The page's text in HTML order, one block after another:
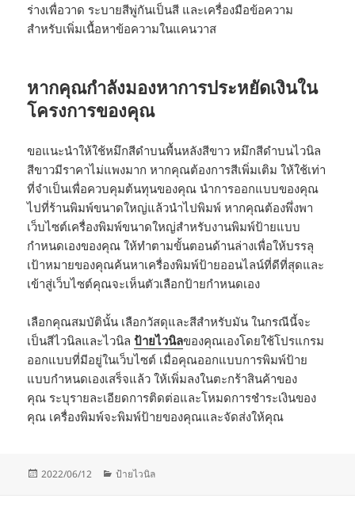
ร่างเพื่อวาด ระบายสีพู่กันเป็นสี และเครื่องมือข้อความ
สำหรับเพิ่มเนื้อหาข้อความในแคนวาส
หากคุณกำลังมองหาการประหยัดเงินใน
โครงการของคุณ
ขอแนะนำให้ใช้หมึกสีดำบนพื้นหลังสีขาว หมึกสีดำบนไวนิล
สีขาวมีราคาไม่แพงมาก หากคุณต้องการสีเพิ่มเติม ให้ใช้เท่า
ที่จำเป็นเพื่อควบคุมต้นทุนของคุณ นำการออกแบบของคุณ
ไปที่ร้านพิมพ์ขนาดใหญ่แล้วนำไปพิมพ์ หากคุณต้องพึ่งพา
เว็บไซต์เครื่องพิมพ์ขนาดใหญ่สำหรับงานพิมพ์ป้ายแบบ
กำหนดเองของคุณ ให้ทำตามขั้นตอนด้านล่างเพื่อให้บรรลุ
เป้าหมายของคุณค้นหาเครื่องพิมพ์ป้ายออนไลน์ที่ดีที่สุดและ
เข้าสู่เว็บไซต์คุณจะเห็นตัวเลือกป้ายกำหนดเอง
เลือกคุณสมบัตินั้น เลือกวัสดุและสีสำหรับมัน ในกรณีนี้จะ
เป็นสีไวนิลและไวนิลป้ายไวนิลของคุณเองโดยใช้โปรแกรม
ออกแบบที่มีอยู่ในเว็บไซต์ เมื่อคุณออกแบบการพิมพ์ป้าย
แบบกำหนดเองเสร็จแล้ว ให้เพิ่มลงในตะกร้าสินค้าของ
คุณ ระบุรายละเอียดการติดต่อและโหมดการชำระเงินของ
คุณ เครื่องพิมพ์จะพิมพ์ป้ายของคุณและจัดส่งให้คุณ
Posted
2022/06/12 Categories
ป้ายไวนิล